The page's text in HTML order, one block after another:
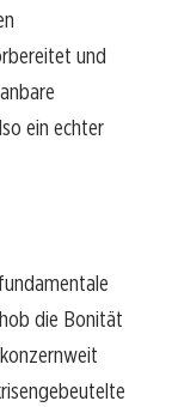
und
ein echter
die Bonität